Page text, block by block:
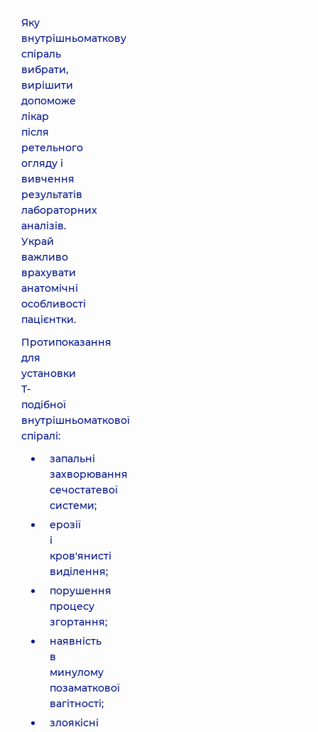
Яку
внутрішньоматкову
спіраль
вибрати,
вирішити
допоможе
лікар
після
ретельного
огляду і
вивчення
результатів
лабораторних
аналізів.
Украй
важливо
врахувати
анатомічні
особливості
пацієнтки.
Протипоказання
для
установки
Т-
подібної
внутрішньоматкової
спіралі:
запальні
захворювання
сечостатевої
системи;
ерозії
і
кров'янисті
виділення;
порушення
процесу
згортання;
наявність
в
минулому
позаматкової
вагітності;
злоякісні